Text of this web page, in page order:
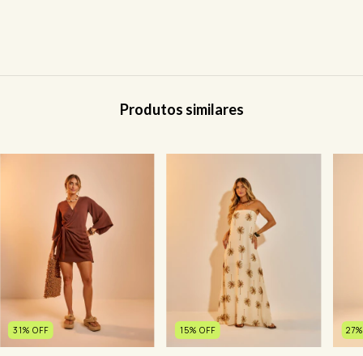
Produtos similares
31% OFF 15% OFF 27